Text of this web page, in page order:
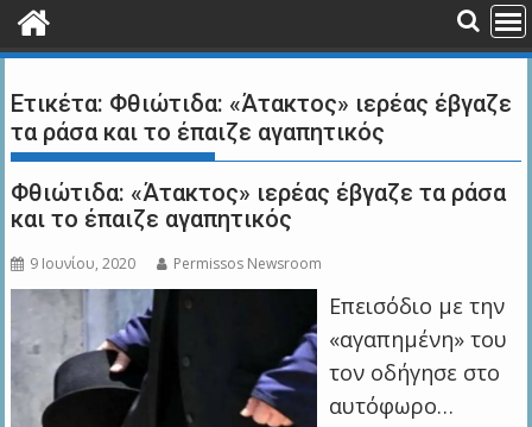
Ετικέτα: Φθιώτιδα: «Άτακτος» ιερέας έβγαζε
τα ράσα και το έπαιζε αγαπητικός
Φθιώτιδα: «Άτακτος» ιερέας έβγαζε τα ράσα
και το έπαιζε αγαπητικός
9 Ιουνίου, 2020 Permissos Newsroom
Επεισόδιο με την
«αγαπημένη» του
τον οδήγησε στο
αυτόφωρο…